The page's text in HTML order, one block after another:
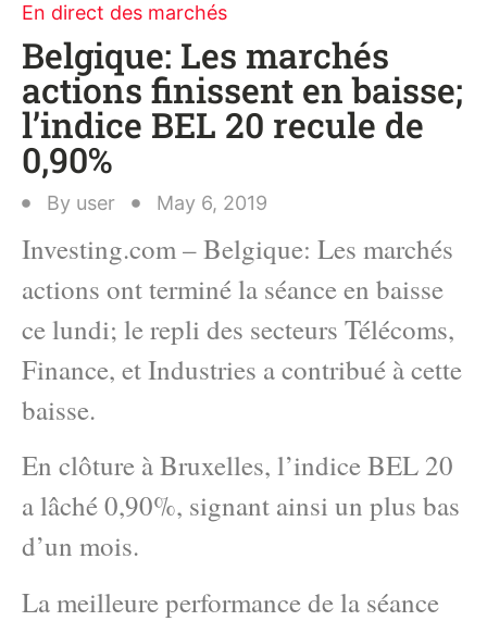
En direct des marchés
Belgique: Les marchés
actions finissent en baisse;
l’indice BEL 20 recule de
0,90%
By user May 6, 2019
Investing.com – Belgique: Les marchés
actions ont terminé la séance en baisse
ce lundi; le repli des secteurs Télécoms,
Finance, et Industries a contribué à cette
baisse.
En clôture à Bruxelles, l’indice BEL 20
a lâché 0,90%, signant ainsi un plus bas
d’un mois.
La meilleure performance de la séance